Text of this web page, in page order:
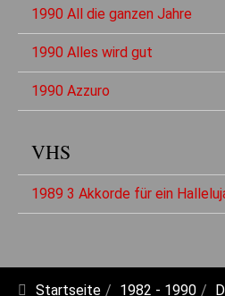
1990 All die ganzen Jahre
1990 Alles wird gut
1990 Azzuro
VHS
1989 3 Akkorde für ein
Startseite 1982 - 1990